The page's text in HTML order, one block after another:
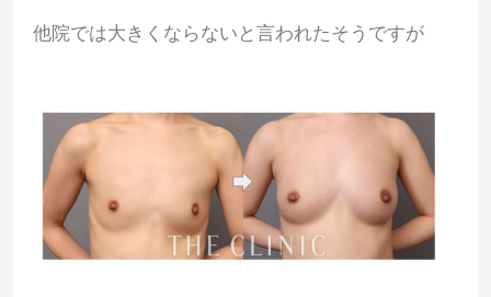
他院では大きくならないと言われたそうですが